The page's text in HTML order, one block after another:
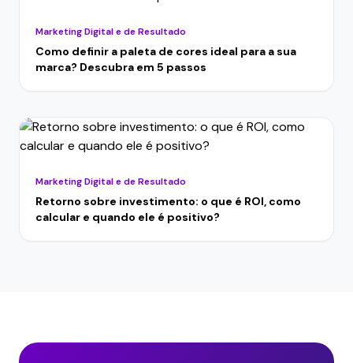
Marketing Digital e de Resultado
Como definir a paleta de cores ideal para a sua
marca? Descubra em 5 passos
Marketing Digital e de Resultado
Retorno sobre investimento: o que é ROI, como
calcular e quando ele é positivo?